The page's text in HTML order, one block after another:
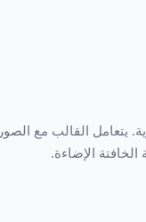
يتعامل القالب مع الصور